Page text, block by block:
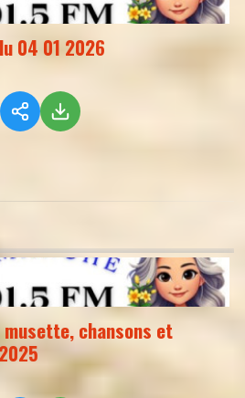
04 01 2026
musette, chansons et